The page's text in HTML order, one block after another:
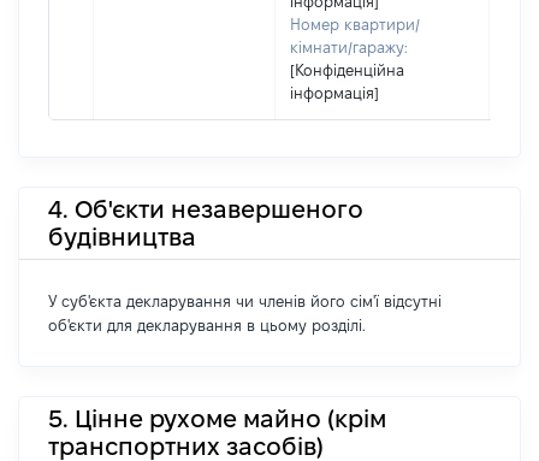
Номер квартири/
кімнати/гаражу:
[Конфіденційна
інформація]
4. Об'єкти незавершеного
будівництва
У суб'єкта декларування чи членів його сім'ї відсутні
об'єкти для декларування в цьому розділі.
5. Цінне рухоме майно (крім
транспортних засобів)